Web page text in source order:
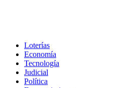
Loterías
Economía
Tecnología
Judicial
Política